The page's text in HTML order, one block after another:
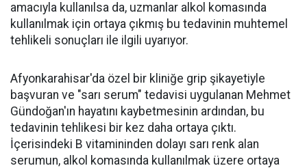
amacıyla kullanılsa da, uzmanlar alkol komasında
kullanılmak için ortaya çıkmış bu tedavinin muhtemel
tehlikeli sonuçları ile ilgili uyarıyor.
Afyonkarahisar'da özel bir kliniğe grip şikayetiyle
başvuran ve "sarı serum" tedavisi uygulanan Mehmet
Gündoğan'ın hayatını kaybetmesinin ardından, bu
tedavinin tehlikesi bir kez daha ortaya çıktı.
İçerisindeki B vitamininden dolayı sarı renk alan
serumun, alkol komasında kullanılmak üzere ortaya